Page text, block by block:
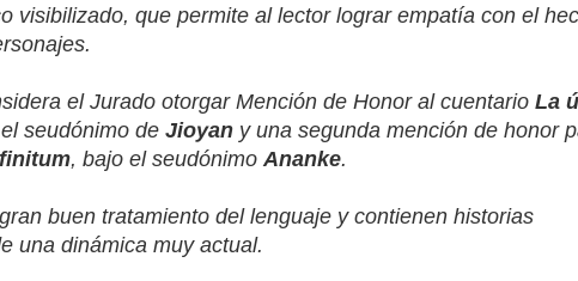
visibilizado, que permite al lector lograr empatía con el
el Jurado otorgar Mención de Honor al cuentario La
seudónimo de Jioyan y una segunda mención de honor
, bajo el seudónimo Ananke.
buen tratamiento del lenguaje y contienen historias
una dinámica muy actual.